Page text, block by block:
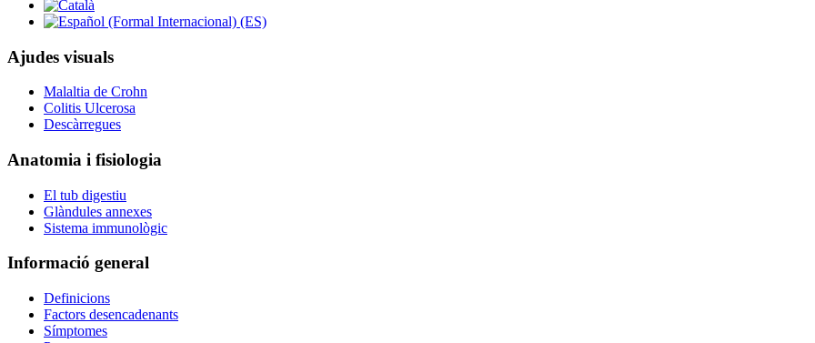
Ajudes visuals
Malaltia de Crohn
Colitis Ulcerosa
Descàrregues
Anatomia i fisiologia
El tub digestiu
Glàndules annexes
Sistema immunològic
Informació general
Definicions
Factors desencadenants
Símptomes